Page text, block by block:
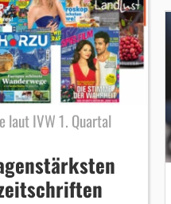
laut IVW 1. Quartal